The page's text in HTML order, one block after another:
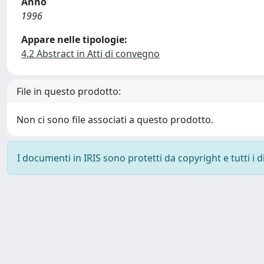
1996
Appare nelle tipologie:
4.2 Abstract in Atti di convegno
File in questo prodotto:
Non ci sono file associati a questo prodotto.
I documenti in IRIS sono protetti da copyright e tutti i